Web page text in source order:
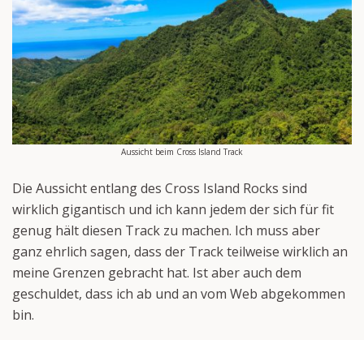
Aussicht beim Cross Island Track
Die Aussicht entlang des Cross Island Rocks sind
wirklich gigantisch und ich kann jedem der sich für fit
genug hält diesen Track zu machen. Ich muss aber
ganz ehrlich sagen, dass der Track teilweise wirklich an
meine Grenzen gebracht hat. Ist aber auch dem
geschuldet, dass ich ab und an vom Web abgekommen
bin.